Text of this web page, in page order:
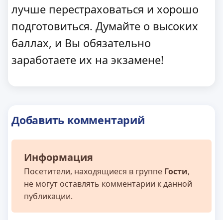
лучше перестраховаться и хорошо
подготовиться. Думайте о высоких
баллах, и Вы обязательно
заработаете их на экзамене!
Добавить комментарий
Информация
Посетители, находящиеся в группе Гости,
не могут оставлять комментарии к данной
публикации.